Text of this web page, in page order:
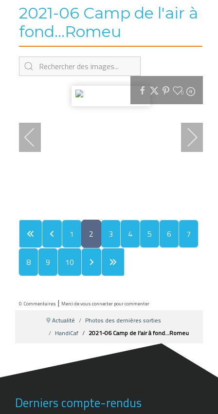
2021-06 Camp de l'air à
fond...Romeu
0
1 2 3 4 5 6
7
8
9 10
0 Commentaires | Merci de vous connecter pour commenter
Actualité
Photos des dernières sorties
HandiCaf
2021-06 Camp de l'air à fond...Romeu
Derniers compte-rendus